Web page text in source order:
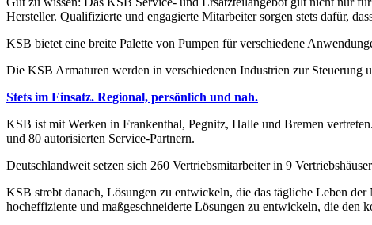
Hersteller. Qualifizierte und engagierte Mitarbeiter sorgen stets dafür,
KSB bietet eine breite Palette von Pumpen für verschiedene
Die KSB Armaturen werden in verschiedenen Industrien zur Steuerung
Stets im Einsatz. Regional, persönlich und nah.
KSB ist mit Werken in Frankenthal, Pegnitz, Halle und Bremen
und 80 autorisierten Service-Partnern.
Deutschlandweit setzen sich 260 Vertriebsmitarbeiter in 9
KSB strebt danach, Lösungen zu entwickeln, die das tägliche Leben
hocheffiziente und maßgeschneiderte Lösungen zu entwickeln, die den